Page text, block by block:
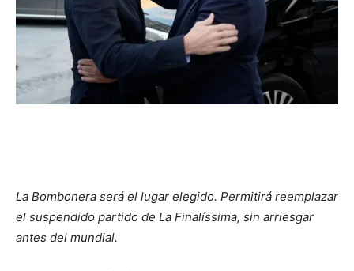
La Bombonera será el lugar elegido. Permitirá reemplazar
el suspendido partido de La Finalíssima, sin arriesgar
antes del mundial.